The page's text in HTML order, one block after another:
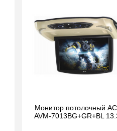
Монитор потолочный
AVM-7013BG+GR+BL